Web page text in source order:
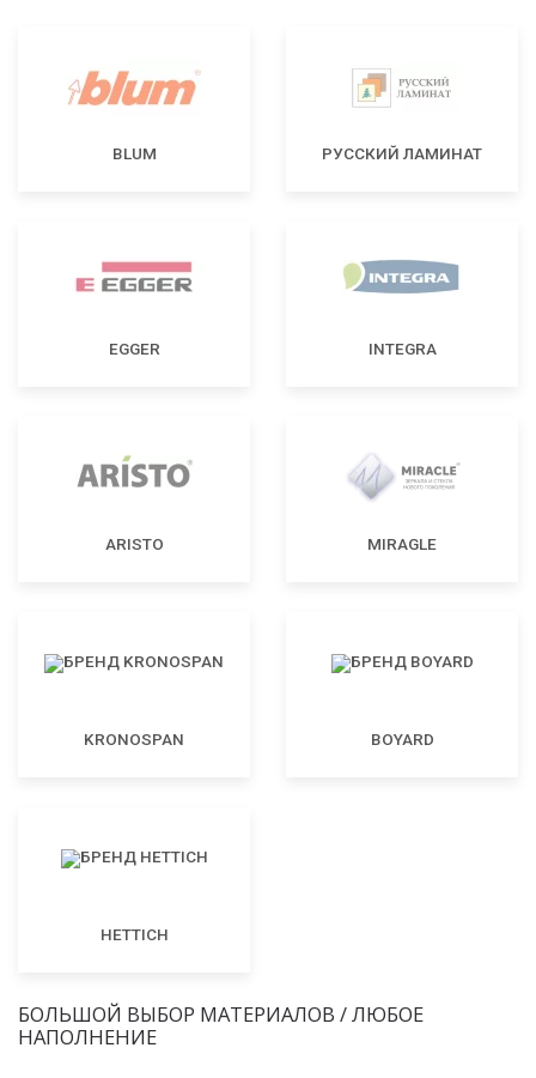
BLUM РУССКИЙ ЛАМИНАТ
EGGER INTEGRA
ARISTO MIRAGLE
KRONOSPAN BOYARD
HETTICH
БОЛЬШОЙ ВЫБОР МАТЕРИАЛОВ / ЛЮБОЕ
НАПОЛНЕНИЕ